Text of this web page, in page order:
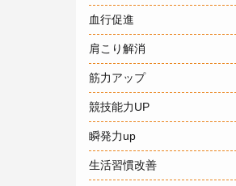
血行促進
肩こり解消
筋力アップ
競技能力UP
瞬発力up
生活習慣改善